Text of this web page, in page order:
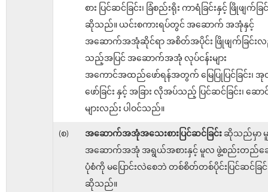
စား ပြင်ဆင်ခြင်း၊ ခြံစည်းရိုး ကာရံခြင်းနှင့် ဖြိုဖျက်ခြ
ဆိုသည်။ ယင်းစကားရပ်တွင် အဆောက် အအုံနှင့်
အဆောက်အအုံဆိုင်ရာ အစိတ်အပိုင်း ဖြိုဖျက်ခြင်းလ
သည့်အပြင် အဆောက်အအုံ လုပ်ငန်းများ
အကောင်အထည်ဖော်ရန်အတွက် မြေပြုပြင်ခြင်း၊ အု
ဖော်ခြင်း နှင့် အခြား လိုအပ်သည့် ပြင်ဆင်ခြင်း၊ ဆော
များလည်း ပါဝင်သည်။
(စ) အဆောက်အအုံအသေးစားပြင်ဆင်ခြင်းဆိုသည်မှာ
အဆောက်အအုံ အရွယ်အစားနှင့် မူလ ဖွဲ့စည်းတည်ဆ
ပုံစံကို မပြောင်းလဲစေဘဲ တစ်စိတ်တစ်ပိုင်းပြင်ဆင်ခြ
ဆိုသည်။